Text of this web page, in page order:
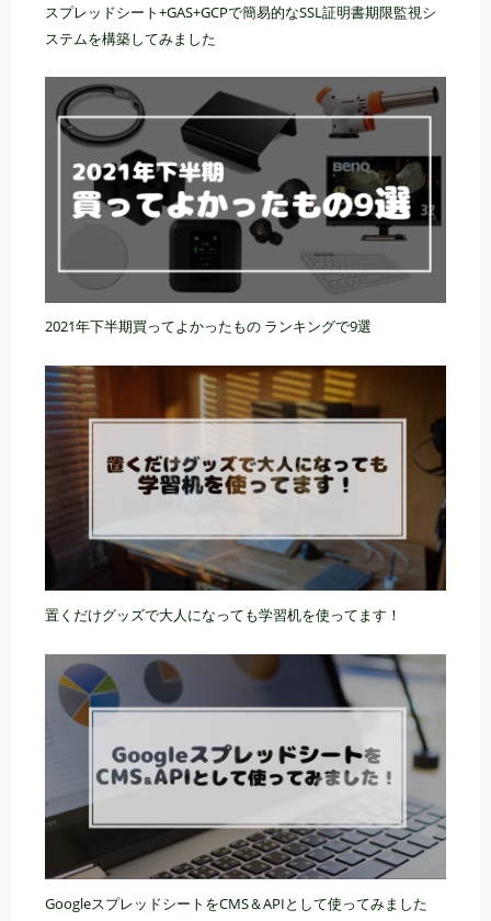
スプレッドシート+GAS+GCPで簡易的なSSL証明書期限監視シ
ステムを構築してみました
2021年下半期買ってよかったもの ランキングで9選
置くだけグッズで大人になっても学習机を使ってます！
GoogleスプレッドシートをCMS＆APIとして使ってみました